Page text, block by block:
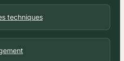
techniques